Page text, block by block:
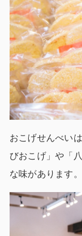
おこげせんべい
びおこげ」や「
な味があります。